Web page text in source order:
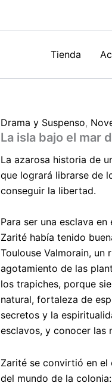
Tienda
Drama y Suspenso,
La isla bajo el mar
La azarosa historia de
que logrará librarse de
conseguir la libertad.
Para ser una esclava
Zarité había tenido
Toulouse Valmorain,
agotamiento de las
los trapiches, porque
natural, fortaleza de
secretos y la
esclavos, y conocer las
Zarité se convirtió en el
del mundo de la